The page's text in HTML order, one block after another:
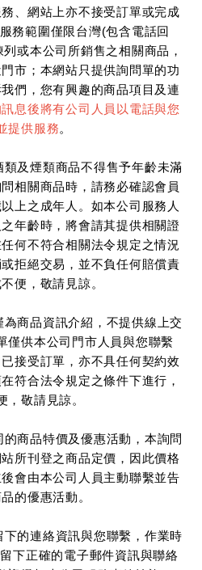
、網站上亦不接受訂單或完成
務範圍僅限台灣(包含電話回
或本公司所銷售之相關商品，
市；本網站只提供詢問單的功
們，您有興趣的商品項目及連
息後將有公司人員以電話與您
提供服務。
及煙類商品不得售予年齡未滿
相關商品時，請務必確認會員
上之成年人。如本公司服務人
年齡時，將會請其提供相關證
何不符合相關法令規定之情況
拒絕交易，並不負任何賠償責
便，敬請見諒。
商品資訊介紹，不提供線上交
僅供本公司門市人員與您聯繫
接受訂單，亦不具任何契約效
符合法令規定之條件下進行，
，敬請見諒。
商品特價及優惠活動，本詢問
所刊登之商品定價，因此價格
會由本公司人員主動聯繫並告
的優惠活動。
的連絡資訊與您聯繫，作業時
下正確的電子郵件資訊與聯絡